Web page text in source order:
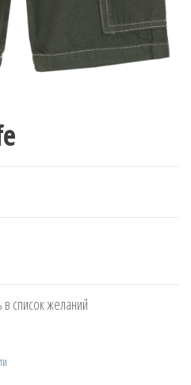
в список желаний